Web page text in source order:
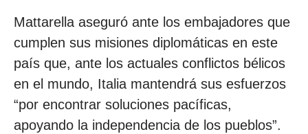
Mattarella aseguró ante los embajadores que
cumplen sus misiones diplomáticas en este
país que, ante los actuales conflictos bélicos
en el mundo, Italia mantendrá sus esfuerzos
“por encontrar soluciones pacíficas,
apoyando la independencia de los pueblos”.